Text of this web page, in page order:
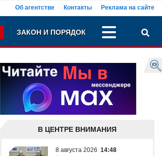
Об агентстве Контакты Реклама на сайте
ЗАКОН И ПОРЯДОК
В ЦЕНТРЕ ВНИМАНИЯ
8 августа 2026 14:48